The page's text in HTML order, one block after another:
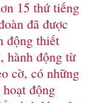
15 thứ tiếng
đã được
động thiết
hành động từ
cờ, có những
động